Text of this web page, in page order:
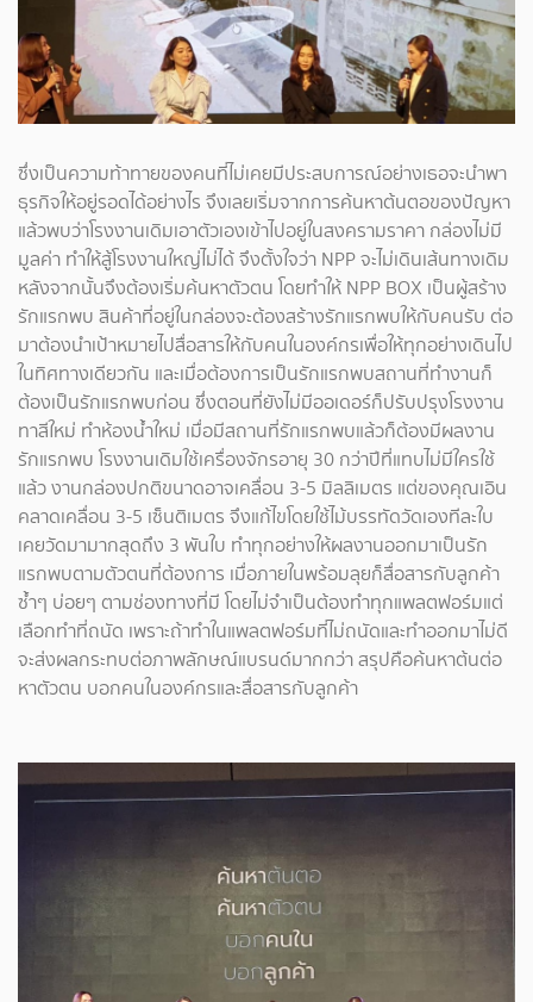
ซึ่งเป็นความท้าทายของคนที่ไม่เคยมีประสบการณ์อย่างเธอจะนำพา
ธุรกิจให้อยู่รอดได้อย่างไร จึงเลยเริ่มจากการค้นหาต้นตอของปัญหา
แล้วพบว่าโรงงานเดิมเอาตัวเองเข้าไปอยู่ในสงครามราคา กล่องไม่มี
มูลค่า ทำให้สู้โรงงานใหญ่ไม่ได้ จึงตั้งใจว่า NPP จะไม่เดินเส้นทางเดิม
หลังจากนั้นจึงต้องเริ่มค้นหาตัวตน โดยทำให้ NPP BOX เป็นผู้สร้าง
รักแรกพบ สินค้าที่อยู่ในกล่องจะต้องสร้างรักแรกพบให้กับคนรับ ต่อ
มาต้องนำเป้าหมายไปสื่อสารให้กับคนในองค์กรเพื่อให้ทุกอย่างเดินไป
ในทิศทางเดียวกัน และเมื่อต้องการเป็นรักแรกพบสถานที่ทำงานก็
ต้องเป็นรักแรกพบก่อน ซึ่งตอนที่ยังไม่มีออเดอร์ก็ปรับปรุงโรงงาน
ทาสีใหม่ ทำห้องน้ำใหม่ เมื่อมีสถานที่รักแรกพบแล้วก็ต้องมีผลงาน
รักแรกพบ โรงงานเดิมใช้เครื่องจักรอายุ 30 กว่าปีที่แทบไม่มีใครใช้
แล้ว งานกล่องปกติขนาดอาจเคลื่อน 3-5 มิลลิเมตร แต่ของคุณเอิน
คลาดเคลื่อน 3-5 เซ็นติเมตร จึงแก้ไขโดยใช้ไม้บรรทัดวัดเองทีละใบ
เคยวัดมามากสุดถึง 3 พันใบ ทำทุกอย่างให้ผลงานออกมาเป็นรัก
แรกพบตามตัวตนที่ต้องการ เมื่อภายในพร้อมลุยก็สื่อสารกับลูกค้า
ซ้ำๆ บ่อยๆ ตามช่องทางที่มี โดยไม่จำเป็นต้องทำทุกแพลตฟอร์มแต่
เลือกทำที่ถนัด เพราะถ้าทำในแพลตฟอร์มที่ไม่ถนัดและทำออกมาไม่ดี
จะส่งผลกระทบต่อภาพลักษณ์แบรนด์มากกว่า สรุปคือค้นหาต้นต่อ
หาตัวตน บอกคนในองค์กรและสื่อสารกับลูกค้า